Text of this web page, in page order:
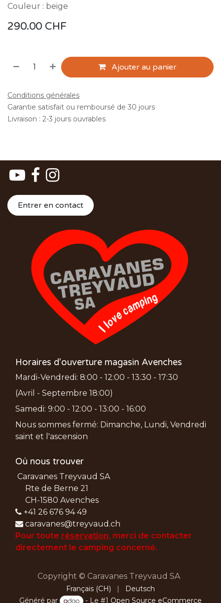
Couleur : beige
290.00 CHF
Ajouter au panier
Conditions générales
Garantie satisfait ou remboursé de 30 jours
Livraison : 2-3 jours ouvrables
Entrer en contact
Horaires d'ouverture magasin Avenches
Mardi-Vendredi: 8:00 - 12:00 - 13:30 - 17:30
(Avril - Septembre 18:00)
Samedi: 9:00 - 12:00 - 13:00 - 16:00
Nous sommes fermé: Dimanche, Lundi, Vendredi
saint et l'ascension
Où nous trouver
Caravanes Treyvaud SA
Rte de Berne 21
CH-1580 Avenches
+41 26 676 94 49
caravanes@treyvaud.ch
Pour toute réservation, merci de contacter
directement le camping concerné.
Copyright © Caravanes Treyvaud SA
Français (CH)
Deutsch
Généré par
- Le #1 Open Source eCommerce